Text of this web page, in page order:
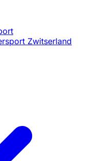
Zwitserland